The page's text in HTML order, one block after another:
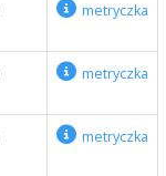
metryczka
metryczka
metryczka